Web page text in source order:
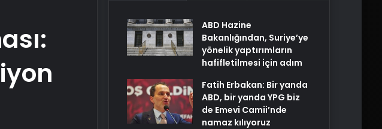
ABD Hazine
Bakanlığından, Suriye’ye
yönelik yaptırımların
hafifletilmesi için adım
Fatih Erbakan: Bir yanda
ABD, bir yanda YPG biz
de Emevi Camii’nde
namaz kılıyoruz